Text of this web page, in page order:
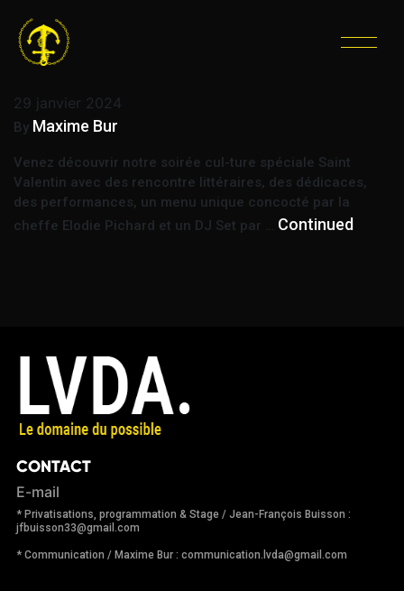
ÉTIQUETTE :
SOIRÉE CUL-TURE
29 janvier 2024
By Maxime Bur
Venez découvrir notre soirée cul-ture spéciale Saint
Valentin avec des rencontre littéraires, des dédicaces,
des performances, un menu unique concocté par la
cheffe Elodie Pichard et un DJ Set par … Continued
CONTACT
E-mail
* Privatisations, programmation & Stage / Jean-François Buisson :
jfbuisson33@gmail.com
* Communication / Maxime Bur : communication.lvda@gmail.com